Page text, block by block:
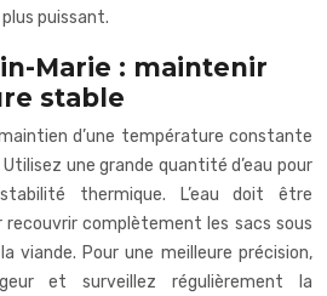
puissant.
Marie : maintenir
stable
d’une température constante
une grande quantité d’eau pour
thermique. L’eau doit être
complètement les sacs sous
viande. Pour une meilleure précision,
et surveillez régulièrement la